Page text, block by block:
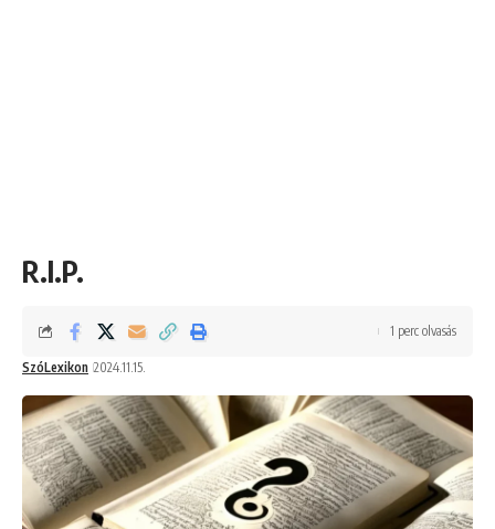
R.I.P.
SzóLexikon 2024.11.15.
1 perc olvasás